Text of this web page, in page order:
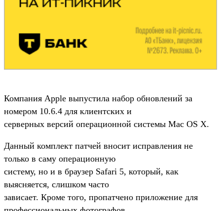
Компания Apple выпустила набор обновлений за
номером 10.6.4 для клиентских и
серверных версий операционной системы Mac OS X.
Данный комплект патчей вносит исправления не
только в саму операционную
систему, но и в браузер Safari 5, который, как
выясняется, слишком часто
зависает. Кроме того, пропатчено приложение для